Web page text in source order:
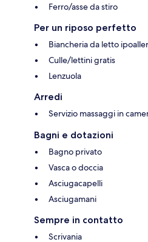
Ferro/asse da stiro
Per un riposo perfetto
Biancheria da letto
Culle/lettini gratis
Lenzuola
Arredi
Servizio massaggi in
Bagni e dotazioni
Bagno privato
Vasca o doccia
Asciugacapelli
Asciugamani
Sempre in contatto
Scrivania